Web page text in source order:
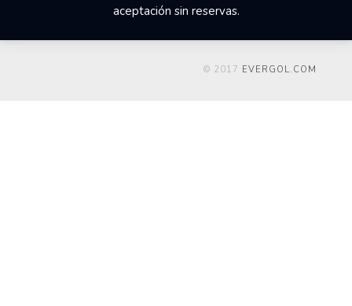
aceptación sin reservas.
© 2017 EVERGOL.COM